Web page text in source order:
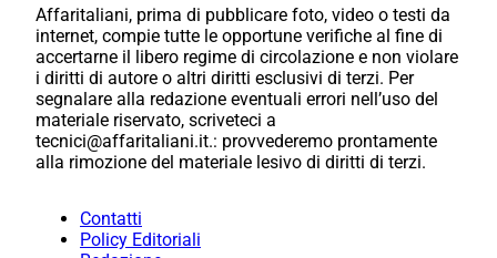
Affaritaliani, prima di pubblicare foto, video o testi da
internet, compie tutte le opportune verifiche al fine di
accertarne il libero regime di circolazione e non violare
i diritti di autore o altri diritti esclusivi di terzi. Per
segnalare alla redazione eventuali errori nell’uso del
materiale riservato, scriveteci a
tecnici@affaritaliani.it.: provvederemo prontamente
alla rimozione del materiale lesivo di diritti di terzi.
Contatti
Policy Editoriali